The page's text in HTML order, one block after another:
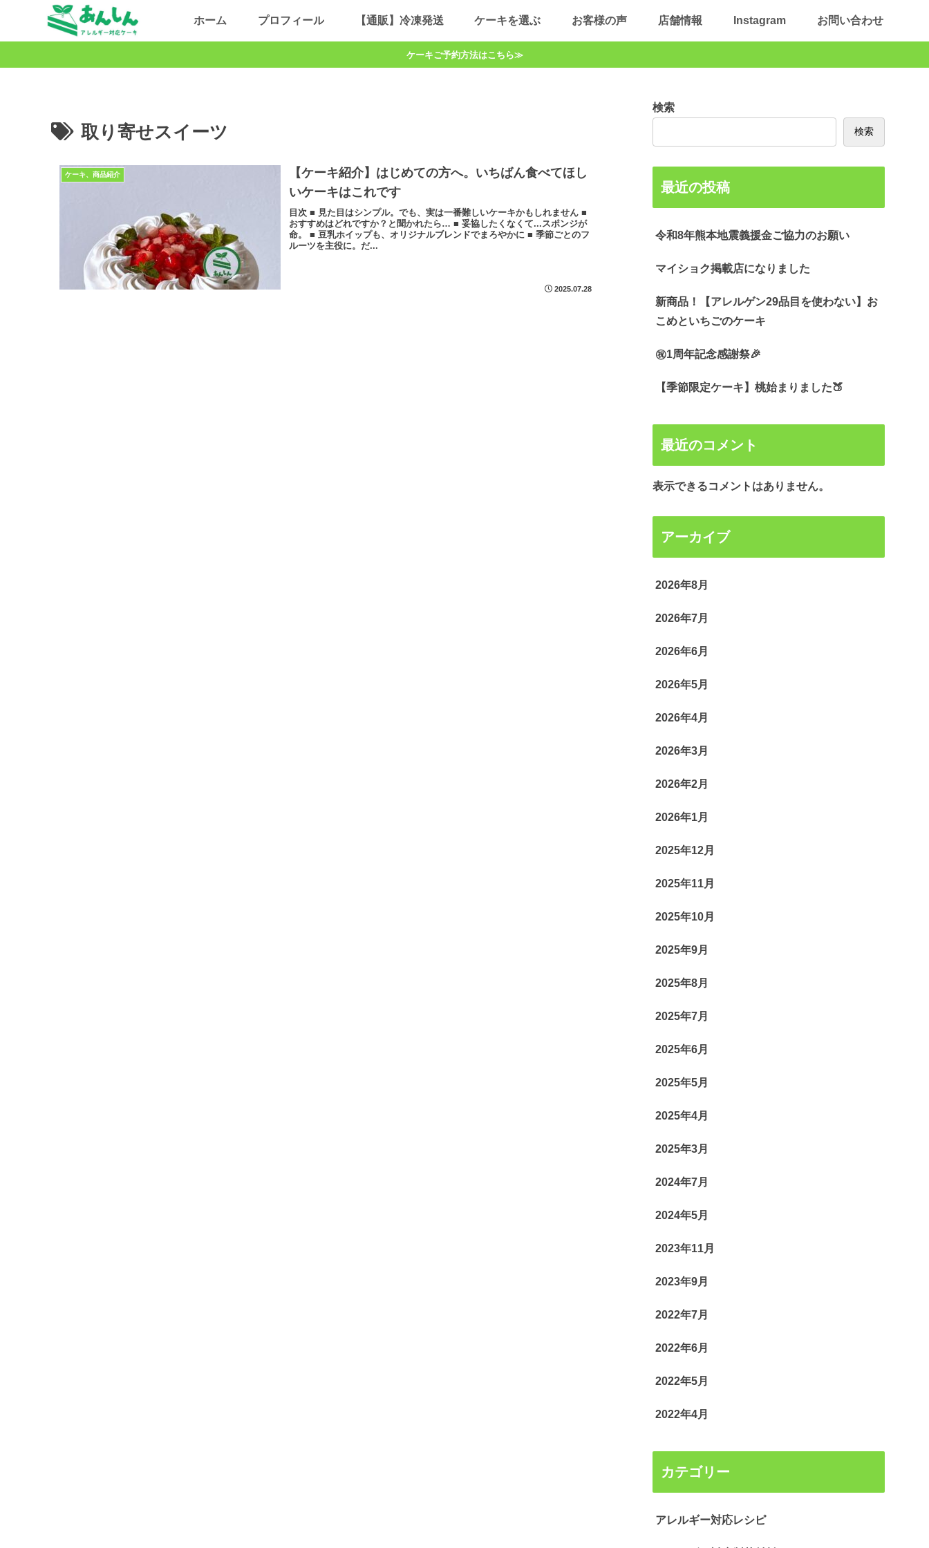
ホーム プロフィール 【通販】冷凍発送 ケーキを選ぶ お客様の声 店舗情報 Instagram お問い合わせ
ケーキご予約方法はこちら≫
取り寄せスイーツ
ケーキ、商品紹介
【ケーキ紹介】はじめての方へ。いちばん食べてほし
いケーキはこれです
目次 ■ 見た目はシンプル。でも、実は一番難しいケーキかもしれません ■
おすすめはどれですか？と聞かれたら… ■ 妥協したくなくて...スポンジが
命。 ■ 豆乳ホイップも、オリジナルブレンドでまろやかに ■ 季節ごとのフ
ルーツを主役に。だ...
2025.07.28
検索
検索
最近の投稿
令和8年熊本地震義援金ご協力のお願い
マイショク掲載店になりました
新商品！【アレルゲン29品目を使わない】お
こめといちごのケーキ
㊗️1周年記念感謝祭🎉
【季節限定ケーキ】桃始まりました🍑
最近のコメント
表示できるコメントはありません。
アーカイブ
2026年8月
2026年7月
2026年6月
2026年5月
2026年4月
2026年3月
2026年2月
2026年1月
2025年12月
2025年11月
2025年10月
2025年9月
2025年8月
2025年7月
2025年6月
2025年5月
2025年4月
2025年3月
2024年7月
2024年5月
2023年11月
2023年9月
2022年7月
2022年6月
2022年5月
2022年4月
カテゴリー
アレルギー対応レシピ